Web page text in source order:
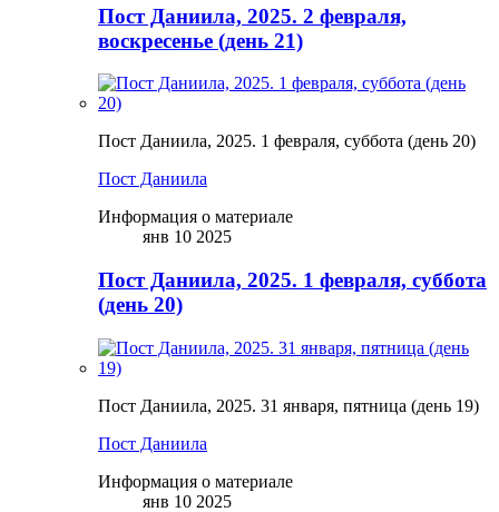
Пост Даниила, 2025. 2 февраля,
воскресенье (день 21)
Пост Даниила, 2025. 1 февраля, суббота (день 20)
Пост Даниила
Информация о материале
янв 10 2025
Пост Даниила, 2025. 1 февраля, суббота
(день 20)
Пост Даниила, 2025. 31 января, пятница (день 19)
Пост Даниила
Информация о материале
янв 10 2025